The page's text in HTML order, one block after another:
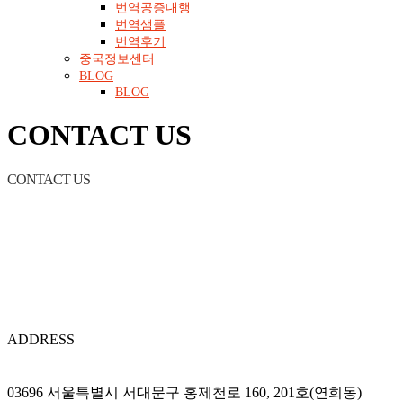
번역공증대행
번역샘플
번역후기
중국정보센터
BLOG
BLOG
CONTACT US
CONTACT US
ADDRESS
03696 서울특별시 서대문구 홍제천로 160, 201호(연희동)